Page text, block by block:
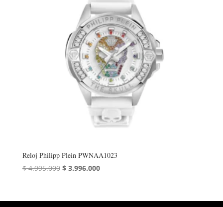
Reloj Philipp Plein PWNAA1023
$4.995.000 El
era:
$3.996.000El
es: